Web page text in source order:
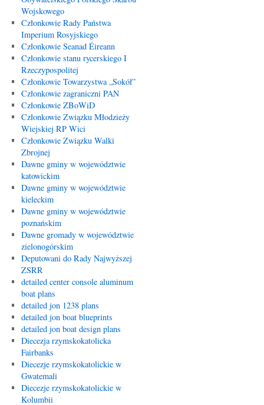
Wojskowego
Członkowie Rady Państwa
Imperium Rosyjskiego
Członkowie Seanad Éireann
Członkowie stanu rycerskiego I
Rzeczypospolitej
Członkowie Towarzystwa „Sokół”
Członkowie zagraniczni PAN
Członkowie ZBoWiD
Członkowie Związku Młodzieży
Wiejskiej RP Wici
Członkowie Związku Walki
Zbrojnej
Dawne gminy w województwie
katowickim
Dawne gminy w województwie
kieleckim
Dawne gminy w województwie
poznańskim
Dawne gromady w województwie
zielonogórskim
Deputowani do Rady Najwyższej
ZSRR
detailed center console aluminum
boat plans
detailed jon 1238 plans
detailed jon boat blueprints
detailed jon boat design plans
Diecezja rzymskokatolicka
Fairbanks
Diecezje rzymskokatolickie w
Gwatemali
Diecezje rzymskokatolickie w
Kolumbii